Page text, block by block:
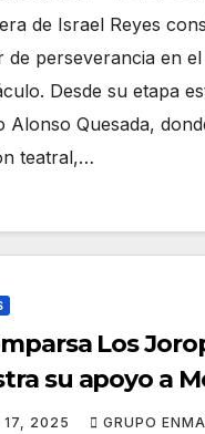
de Israel Reyes
de perseverancia en
Desde su etapa
Alonso Quesada,
teatral,…
Los
apoyo a Melody para
17, 2025 GRUPO